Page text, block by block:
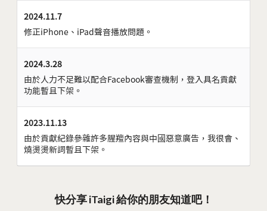
2024.11.7
修正iPhone、iPad聲音播放問題。
2024.3.28
由於人力不足難以配合Facebook審查機制，登入具名貢獻
功能暫且下架。
2023.11.13
由於貢獻紀錄參雜許多腥羶內容與中國惡意廣告，我很會、
燒燙燙新詞暫且下架。
快分享 iTaigi 給你的朋友知道吧！